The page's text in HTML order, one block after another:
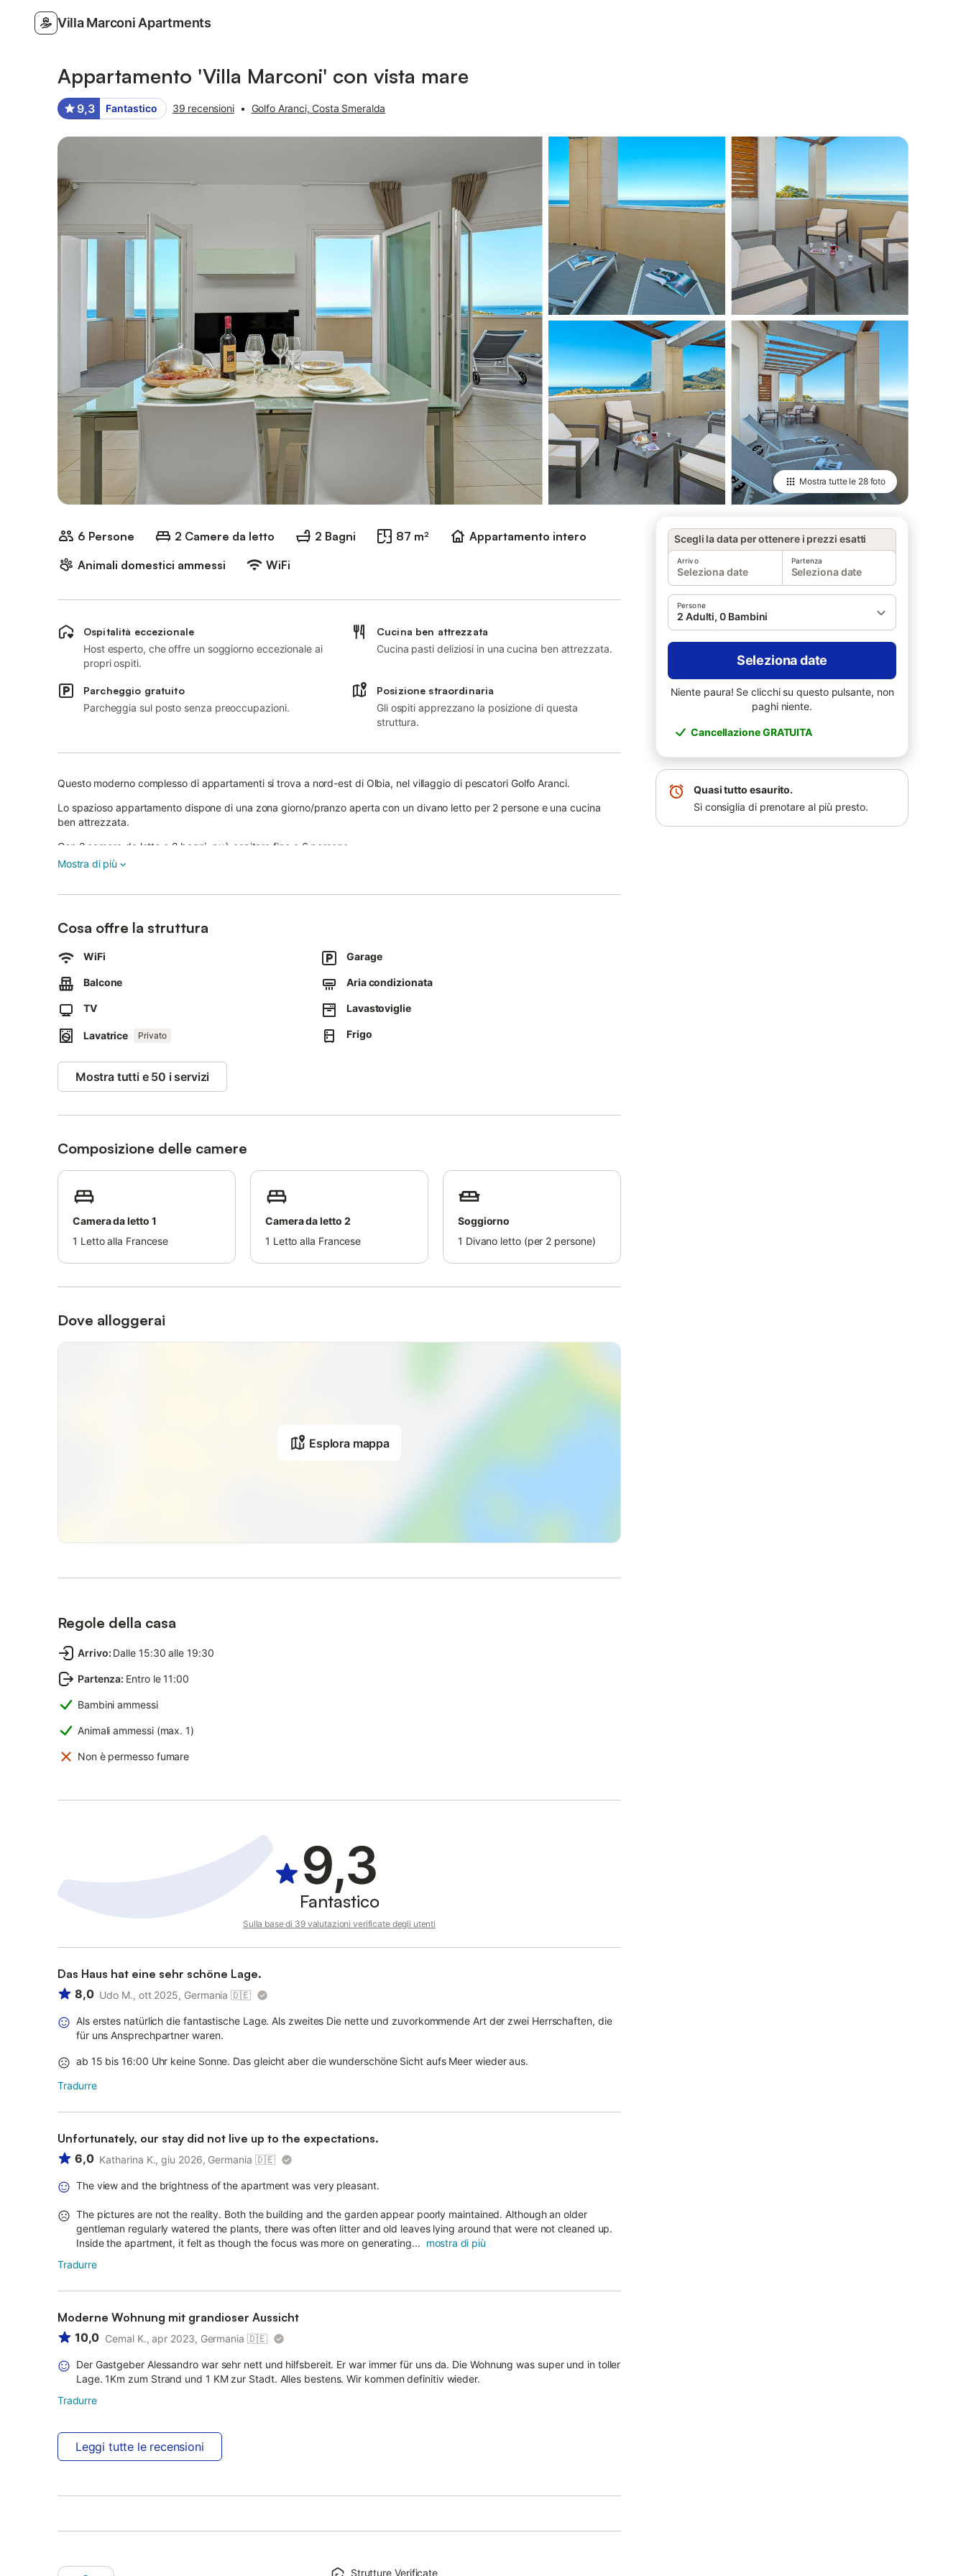
Villa Marconi Apartments
Appartamento 'Villa Marconi' con vista mare
9,3 Fantastico 39 recensioni • Golfo Aranci, Costa Smeralda
Mostra tutte le 28 foto
Foto Servizi Recensioni
6 Persone 2 Camere da letto 2 Bagni 87 m²
Appartamento intero
Animali domestici ammessi
WiFi
Scegli la data per ottenere i prezzi esatti
Arrivo
Seleziona date
Partenza
Seleziona date
Persone
2 Adulti, 0 Bambini
Seleziona date
Niente paura! Se clicchi su questo pulsante, non
paghi niente.
Cancellazione GRATUITA
Quasi tutto esaurito.
Si consiglia di prenotare al più presto.
Ospitalità eccezionale
Host esperto, che offre un soggiorno eccezionale ai
propri ospiti.
Cucina ben attrezzata
Cucina pasti deliziosi in una cucina ben attrezzata.
Parcheggio gratuito
Parcheggia sul posto senza preoccupazioni.
Posizione straordinaria
Gli ospiti apprezzano la posizione di questa
struttura.
Questo moderno complesso di appartamenti si trova a nord-est di Olbia, nel villaggio di pescatori Golfo Aranci.
Lo spazioso appartamento dispone di una zona giorno/pranzo aperta con un divano letto per 2 persone e una cucina
ben attrezzata.
Con 2 camere da letto e 2 bagni, può ospitare fino a 6 persone.
I servizi aggiuntivi includono aria condizionata e TV satellitare.
Inoltre, l'appartamento vacanze è adatto ai bambini e dispone di un lettino per bambini, una culla e un seggiolone.
La terrazza coperta con comodi mobili da salotto invita a prendere un caffè mattutino o un aperitivo serale.
È possibile noleggiare biciclette elettriche, prenotare gite in barca, partecipare all'osservazione dei delfini o immergersi
nel mondo sottomarino. È inoltre possibile affittare la proprietà per eventi.
Mostra di più
Cosa offre la struttura
WiFi Garage
Balcone Aria condizionata
TV Lavastoviglie
Lavatrice Privato Frigo
Mostra tutti e 50 i servizi
Composizione delle camere
Camera da letto 1
1 Letto alla Francese
Camera da letto 2
1 Letto alla Francese
Soggiorno
1 Divano letto (per 2 persone)
Dove alloggerai
Esplora mappa
Regole della casa
Arrivo: Dalle 15:30 alle 19:30
Partenza: Entro le 11:00
Bambini ammessi
Animali ammessi (max. 1)
Non è permesso fumare
9,3
Fantastico
Sulla base di 39 valutazioni verificate degli utenti
Das Haus hat eine sehr schöne Lage.
8,0 Udo M., ott 2025, Germania 🇩🇪
Als erstes natürlich die fantastische Lage. Als zweites Die nette und zuvorkommende Art der zwei Herrschaften, die
für uns Ansprechpartner waren.
ab 15 bis 16:00 Uhr keine Sonne. Das gleicht aber die wunderschöne Sicht aufs Meer wieder aus.
Tradurre
Unfortunately, our stay did not live up to the expectations.
6,0 Katharina K., giu 2026, Germania 🇩🇪
The view and the brightness of the apartment was very pleasant.
The pictures are not the reality. Both the building and the garden appear poorly maintained. Although an older
gentleman regularly watered the plants, there was often litter and old leaves lying around that were not cleaned up.
Inside the apartment, it felt as though the focus was more on generating... mostra di più
Tradurre
Moderne Wohnung mit grandioser Aussicht
10,0 Cemal K., apr 2023, Germania 🇩🇪
Der Gastgeber Alessandro war sehr nett und hilfsbereit. Er war immer für uns da. Die Wohnung was super und in toller
Lage. 1Km zum Strand und 1 KM zur Stadt. Alles bestens. Wir kommen definitiv wieder.
Tradurre
Leggi tutte le recensioni
Strutture Verificate